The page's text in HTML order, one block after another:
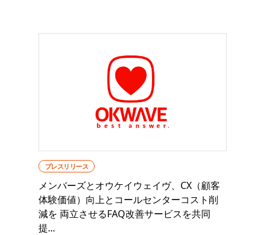
プレスリリース
メンバーズとオウケイウェイヴ、CX（顧客
体験価値）向上とコールセンターコスト削
減を 両立させるFAQ改善サービスを共同
提...